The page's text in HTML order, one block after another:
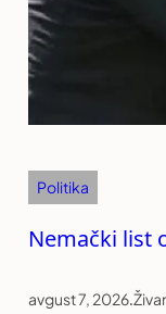
Politika
Nemački list
avgust 7, 2026.